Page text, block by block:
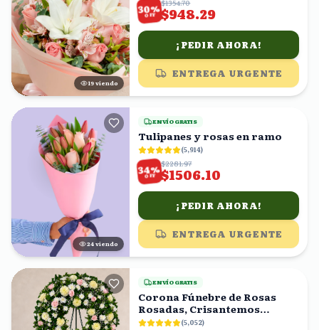
19 viendo
30%
OFF
$1354.70
$948.29
¡PEDIR AHORA!
ENTREGA URGENTE
24 viendo
ENVÍO GRATIS
Tulipanes y rosas en ramo
(5,914)
34%
OFF
$2281.97
$1506.10
¡PEDIR AHORA!
ENTREGA URGENTE
ENVÍO GRATIS
Corona Fúnebre de Rosas
Rosadas, Crisantemos
Amarillos y Follaje
(5,052)